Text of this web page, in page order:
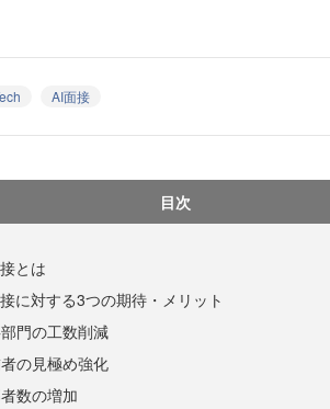
AI面接
目次
とは
に対する3つの期待・メリット
門の工数削減
の見極め強化
数の増加